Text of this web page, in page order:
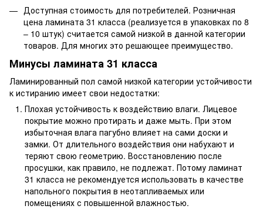
Доступная стоимость для потребителей. Розничная
цена ламината 31 класса (реализуется в упаковках по 8
– 10 штук) считается самой низкой в данной категории
товаров. Для многих это решающее преимущество.
Минусы ламината 31 класса
Ламинированный пол самой низкой категории устойчивости
к истиранию имеет свои недостатки:
Плохая устойчивость к воздействию влаги. Лицевое
покрытие можно протирать и даже мыть. При этом
избыточная влага пагубно влияет на сами доски и
замки. От длительного воздействия они набухают и
теряют свою геометрию. Восстановлению после
просушки, как правило, не подлежат. Потому ламинат
31 класса не рекомендуется использовать в качестве
напольного покрытия в неотапливаемых или
помещениях с повышенной влажностью.